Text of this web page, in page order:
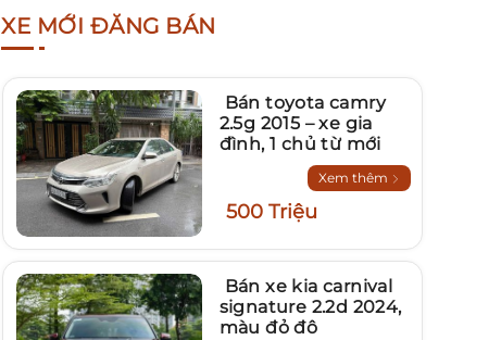
XE MỚI ĐĂNG BÁN
Bán toyota camry
2.5g 2015 – xe gia
đình, 1 chủ từ mới
Xem thêm
500 Triệu
Bán xe kia carnival
signature 2.2d 2024,
màu đỏ đô